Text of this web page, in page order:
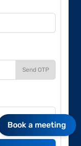
Send OTP
Book a meeting